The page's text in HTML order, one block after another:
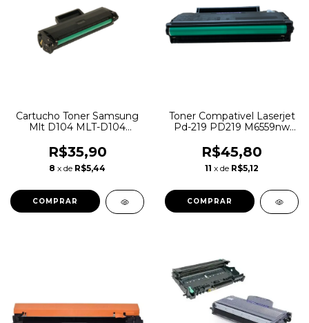
Cartucho Toner Samsung
Mlt D104 MLT-D104
1865w Compativel
R$35,90
8 x de R$5,44
Toner Compativel Laserjet
Pd-219 PD219 M6559nw
R$45,80
11 x de R$5,12